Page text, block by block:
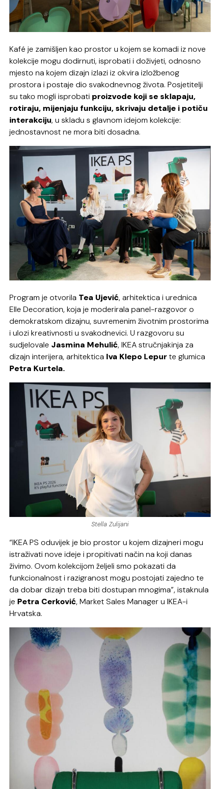
Kafé je zamišljen kao prostor u kojem se komadi iz nove
kolekcije mogu dodirnuti, isprobati i doživjeti, odnosno
mjesto na kojem dizajn izlazi iz okvira izložbenog
prostora i postaje dio svakodnevnog života. Posjetitelji
su tako mogli isprobati proizvode koji se sklapaju,
rotiraju, mijenjaju funkciju, skrivaju detalje i potiču
interakciju, u skladu s glavnom idejom kolekcije:
jednostavnost ne mora biti dosadna.
Program je otvorila Tea Ujević, arhitektica i urednica
Elle Decoration, koja je moderirala panel-razgovor o
demokratskom dizajnu, suvremenim životnim prostorima
i ulozi kreativnosti u svakodnevici. U razgovoru su
sudjelovale Jasmina Mehulić, IKEA stručnjakinja za
dizajn interijera, arhitektica Iva Klepo Lepurte glumica
Petra Kurtela.
Stella Zulijani
“IKEA PS oduvijek je bio prostor u kojem dizajneri mogu
istraživati nove ideje i propitivati način na koji danas
živimo. Ovom kolekcijom željeli smo pokazati da
funkcionalnost i razigranost mogu postojati zajedno te
da dobar dizajn treba biti dostupan mnogima”, istaknula
je Petra Cerković, Market Sales Manager u IKEA-i
Hrvatska.